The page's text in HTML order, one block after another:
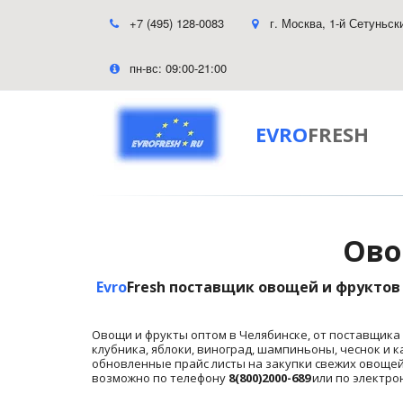
+7 (495) 128-0083 г. Москва, 1-й
пн-вс: 09:00-21:00
EVROFRESH
EvroFresh поставщик овощей и
Овощи и фрукты оптом в Челябинске, от
клубника, яблоки, виноград, шампиньоны, чеснок и
обновленные прайс листы на закупки свежих
возможно по телефону 8(800)2000-689 или по